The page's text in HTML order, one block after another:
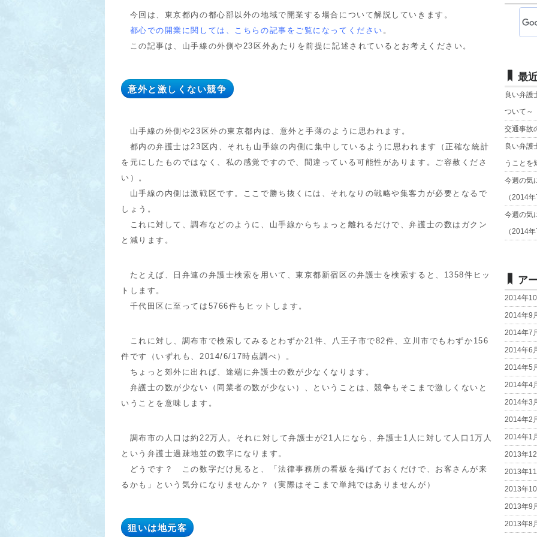
今回は、東京都内の都心部以外の地域で開業する場合について解説していきます。
都心での開業に関しては、こちらの記事をご覧になってください 。
この記事は、山手線の外側や23区外あたりを前提に記述されているとお考えください。
意外と激しくない競争
山手線の外側や23区外の東京都内は、意外と手薄のように思われます。
都内の弁護士は23区内、それも山手線の内側に集中しているように思われます（正確な統計
を元にしたものではなく、私の感覚ですので、間違っている可能性があります。ご容赦くださ
い）。
山手線の内側は激戦区です。ここで勝ち抜くには、それなりの戦略や集客力が必要となるで
しょう。
これに対して、調布などのように、山手線からちょっと離れるだけで、弁護士の数はガクン
と減ります。
たとえば、日弁連の弁護士検索を用いて、東京都新宿区の弁護士を検索すると、1358件ヒッ
トします。
千代田区に至っては5766件もヒットします。
これに対し、調布市で検索してみるとわずか21件、八王子市で82件、立川市でもわずか156
件です（いずれも、2014/6/17時点調べ）。
ちょっと郊外に出れば、途端に弁護士の数が少なくなります。
弁護士の数が少ない（同業者の数が少ない）、ということは、競争もそこまで激しくないと
いうことを意味します。
調布市の人口は約22万人。それに対して弁護士が21人になら、弁護士1人に対して人口1万人
という弁護士過疎地並の数字になります。
どうです？ この数字だけ見ると、「法律事務所の看板を掲げておくだけで、お客さんが来
るかも」という気分になりませんか？（実際はそこまで単純ではありませんが）
狙いは地元客
最
良い弁護
ついて～
交通事故
良い弁護
うことを
今週の気
（2014
今週の気
（2014
ア
2014年10
2014年9
2014年7
2014年6
2014年5
2014年4
2014年3
2014年2
2014年1
2013年12
2013年11
2013年10
2013年9
2013年8